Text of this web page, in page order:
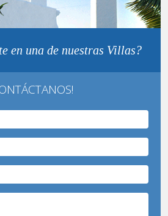
en una de nuestras Villas?